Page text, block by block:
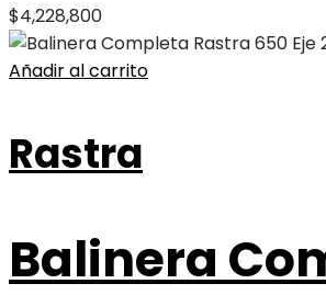
$4,228,800
Añadir al carrito
Rastra
Balinera